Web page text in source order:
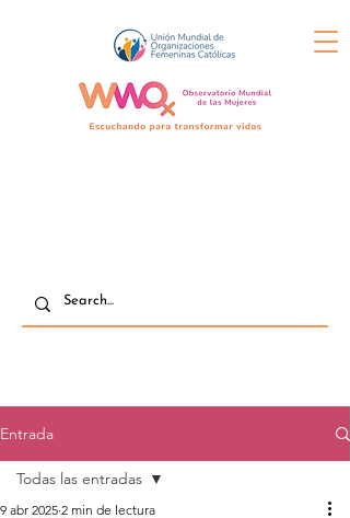
Entrada
Todas las entradas
9 abr 2025 2 min de lectura